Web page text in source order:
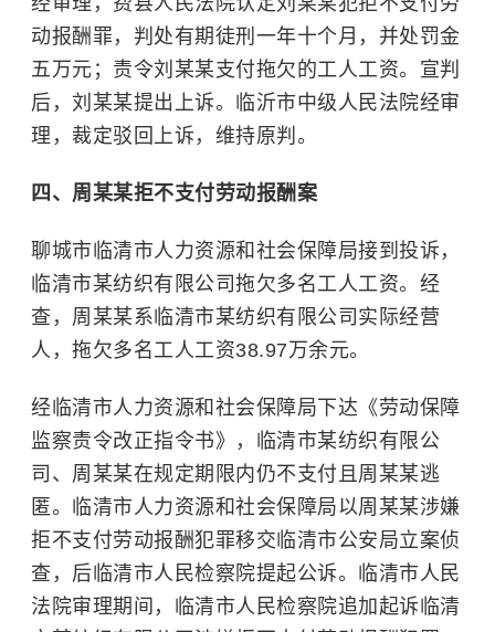
动报酬罪，判处有期徒刑一年十个月，并处罚金
五万元；责令刘某某支付拖欠的工人工资。宣判
后，刘某某提出上诉。临沂市中级人民法院经审
理，裁定驳回上诉，维持原判。
四、周某某拒不支付劳动报酬案
聊城市临清市人力资源和社会保障局接到投诉，
临清市某纺织有限公司拖欠多名工人工资。经
查，周某某系临清市某纺织有限公司实际经营
人，拖欠多名工人工资38.97万余元。
经临清市人力资源和社会保障局下达《劳动保障
监察责令改正指令书》，临清市某纺织有限公
司、周某某在规定期限内仍不支付且周某某逃
匿。临清市人力资源和社会保障局以周某某涉嫌
拒不支付劳动报酬犯罪移交临清市公安局立案侦
查，后临清市人民检察院提起公诉。临清市人民
法院审理期间，临清市人民检察院追加起诉临清